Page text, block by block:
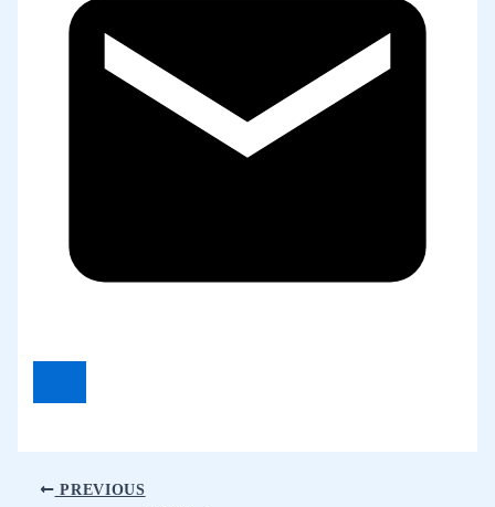
PREVIOUS